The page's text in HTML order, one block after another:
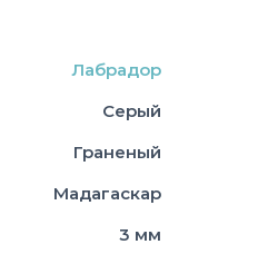
Лабрадор
Серый
Граненый
Мадагаскар
3 мм